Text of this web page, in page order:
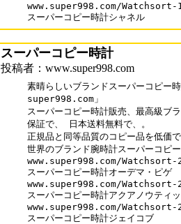
www.super998.com/
スーパーコピー時計シャネル
スーパーコピー時計
投稿者：www.super998.com
素晴らしいブランドスーパーコピー
super998.com」
スーパーコピー時計販売、最高級ブ
保証で、 日本送料無料で、。
正規品と同等品質のコピー品を低価
世界のブランド腕時計スーパーコピ
www.super998.com/
スーパーコピー時計オーデマ・ピゲ
www.super998.com/
スーパーコピー時計アクアノウティ
www.super998.com/
スーパーコピー時計ジェイコブ